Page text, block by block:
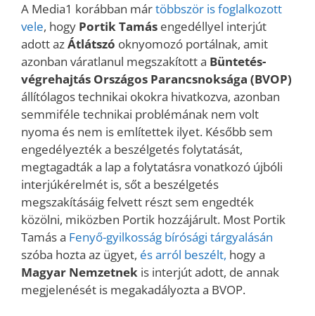
A Media1 korábban mártöbbször is foglalkozott
vele, hogy Portik Tamás engedéllyel interjút
adott azÁtlátszó oknyomozó portálnak, amit
azonban váratlanul megszakított a Büntetés-
végrehajtás Országos Parancsnoksága (BVOP)
állítólagos technikai okokra hivatkozva, azonban
semmiféle technikai problémának nem volt
nyoma és nem is említettek ilyet. Később sem
engedélyezték a beszélgetés folytatását,
megtagadták a lap a folytatásra vonatkozó újbóli
interjúkérelmét is, sőt a beszélgetés
megszakításáig felvett részt sem engedték
közölni, miközben Portik hozzájárult. Most Portik
Tamás a Fenyő-gyilkosság bírósági tárgyalásán
szóba hozta az ügyet, és arról beszélt, hogy a
Magyar Nemzetnek is interjút adott, de annak
megjelenését is megakadályozta a BVOP.